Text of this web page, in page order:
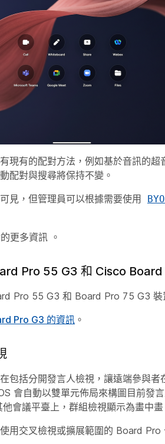
現有的配對方法，例如基於音訊的
配對與搜尋將保持不變。
見，但管理員可以根據需要使用
更多資訊 。
Pro 55 G3 和 Cisco
Pro 55 G3 和 Board Pro 75 G3 裝
Pro G3 的資訊 。
包括分開發言人檢視，讓遠端參與
會自動以雙單元佈局來構圖目前發
會議平臺上，群組檢視顯示為畫中
用交叉檢視或擴展範圍的 Board